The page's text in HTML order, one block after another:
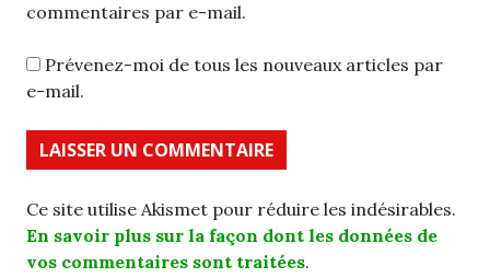
commentaires par e-mail.
Prévenez-moi de tous les nouveaux articles par
e-mail.
Ce site utilise Akismet pour réduire les indésirables.
En savoir plus sur la façon dont les données de
vos commentaires sont traitées.